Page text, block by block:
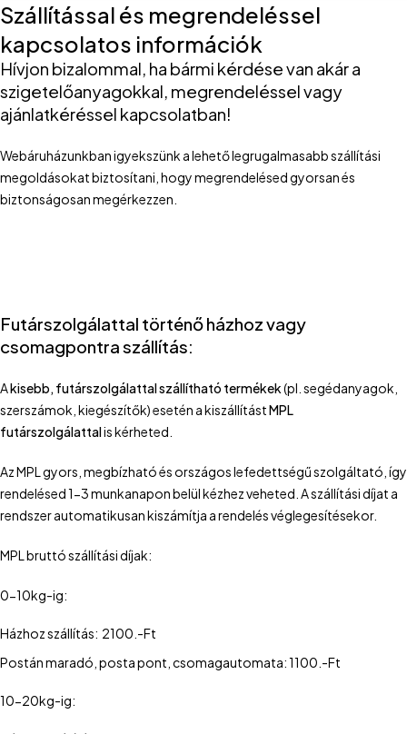
Szállítással és megrendeléssel
kapcsolatos információk
Hívjon bizalommal, ha bármi kérdése van akár a
szigetelőanyagokkal, megrendeléssel vagy
ajánlatkéréssel kapcsolatban!
Webáruházunkban igyekszünk a lehető legrugalmasabb szállítási
megoldásokat biztosítani, hogy megrendelésed gyorsan és
biztonságosan megérkezzen.
Futárszolgálattal történő házhoz vagy
csomagpontra szállítás:
Akisebb, futárszolgálattal szállítható termékek(pl. segédanyagok,
szerszámok, kiegészítők) esetén a kiszállítástMPL
futárszolgálattalis kérheted.
Az MPL gyors, megbízható és országos lefedettségű szolgáltató, így
rendelésed 1-3 munkanapon belül kézhez veheted. A szállítási díjat a
rendszer automatikusan kiszámítja a rendelés véglegesítésekor.
MPL bruttó szállítási díjak:
0-10kg-ig:
Házhoz szállítás: 2100.-Ft
Postán maradó, posta pont, csomagautomata: 1100.-Ft
10-20kg-ig: